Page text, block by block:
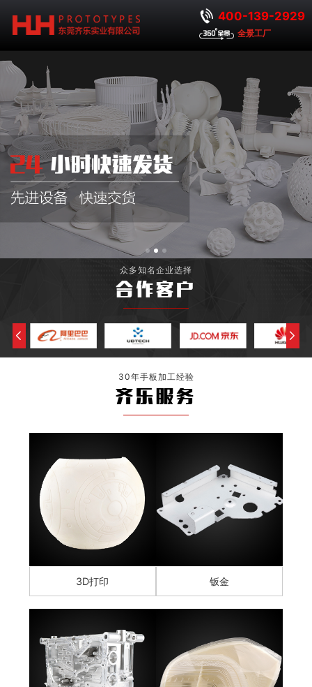
400-139-2929
全景工厂
众多知名企业选择
合作客户
30年手板加工经验
齐乐服务
3D打印 钣金